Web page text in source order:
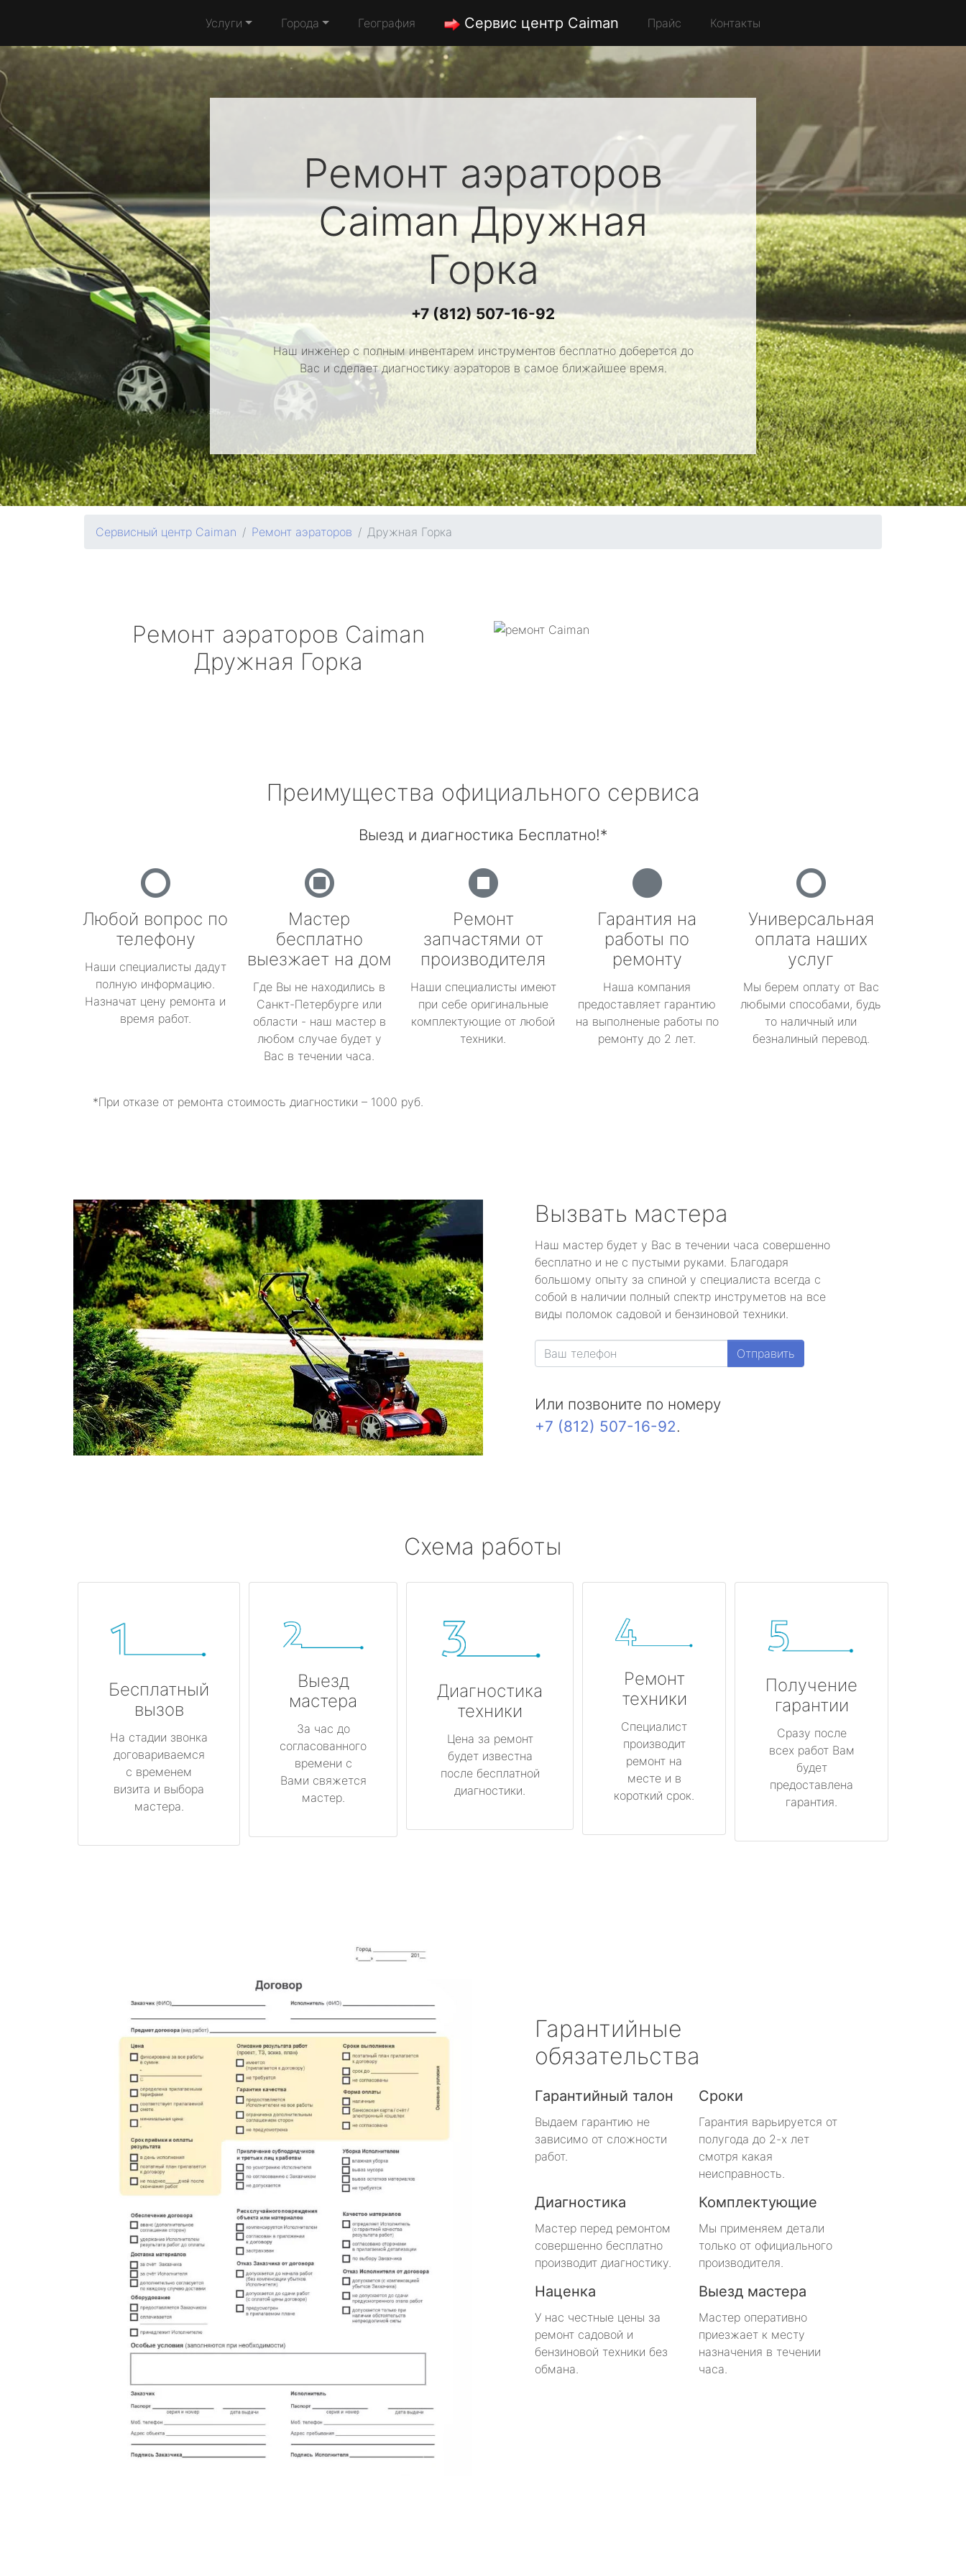
Услуги Города География Сервис центр Caiman Прайс Контакты
Ремонт аэраторов
CaimanДружная
Горка
+7 (812) 507-16-92
Наш инженер с полным инвентарем инструментов бесплатно доберется до
Вас и сделает диагностику аэраторов в самое ближайшее время.
Сервисный центр Caiman Ремонт аэраторов Дружная Горка
Ремонт аэраторов Caiman
Дружная Горка
Преимущества официального сервиса
Выезд и диагностика Бесплатно!*
Любой вопрос по
телефону
Наши специалисты дадут
полную информацию.
Назначат цену ремонта и
время работ.
Мастер
бесплатно
выезжает на дом
Где Вы не находились в
Санкт-Петербурге или
области - наш мастер в
любом случае будет у
Вас в течении часа.
Ремонт
запчастями от
производителя
Наши специалисты имеют
при себе оригинальные
комплектующие от любой
техники.
Гарантия на
работы по
ремонту
Наша компания
предоставляет гарантию
на выполненые работы по
ремонту до 2 лет.
Универсальная
оплата наших
услуг
Мы берем оплату от Вас
любыми способами, будь
то наличный или
безналиный перевод.
*При отказе от ремонта стоимость диагностики – 1000 руб.
Вызвать мастера
Наш мастер будет у Вас в течении часа совершенно
бесплатно и не с пустыми руками. Благодаря
большому опыту за спиной у специалиста всегда с
собой в наличии полный спектр инструметов на все
виды поломок садовой и бензиновой техники.
Отправить
Или позвоните по номеру
+7 (812) 507-16-92.
Схема работы
Бесплатный
вызов
На стадии звонка
договариваемся
с временем
визита и выбора
мастера.
Выезд
мастера
За час до
согласованного
времени с
Вами свяжется
мастер.
Диагностика
техники
Цена за ремонт
будет известна
после бесплатной
диагностики.
Ремонт
техники
Специалист
производит
ремонт на
месте и в
короткий срок.
Получение
гарантии
Сразу после
всех работ Вам
будет
предоставлена
гарантия.
Гарантийные
обязательства
Гарантийный талон
Выдаем гарантию не
зависимо от сложности
работ.
Сроки
Гарантия варьируется от
полугода до 2-х лет
смотря какая
неисправность.
Диагностика
Мастер перед ремонтом
совершенно бесплатно
производит диагностику.
Комплектующие
Мы применяем детали
только от официального
производителя.
Наценка
У нас честные цены за
ремонт садовой и
бензиновой техники без
обмана.
Выезд мастера
Мастер оперативно
приезжает к месту
назначения в течении
часа.